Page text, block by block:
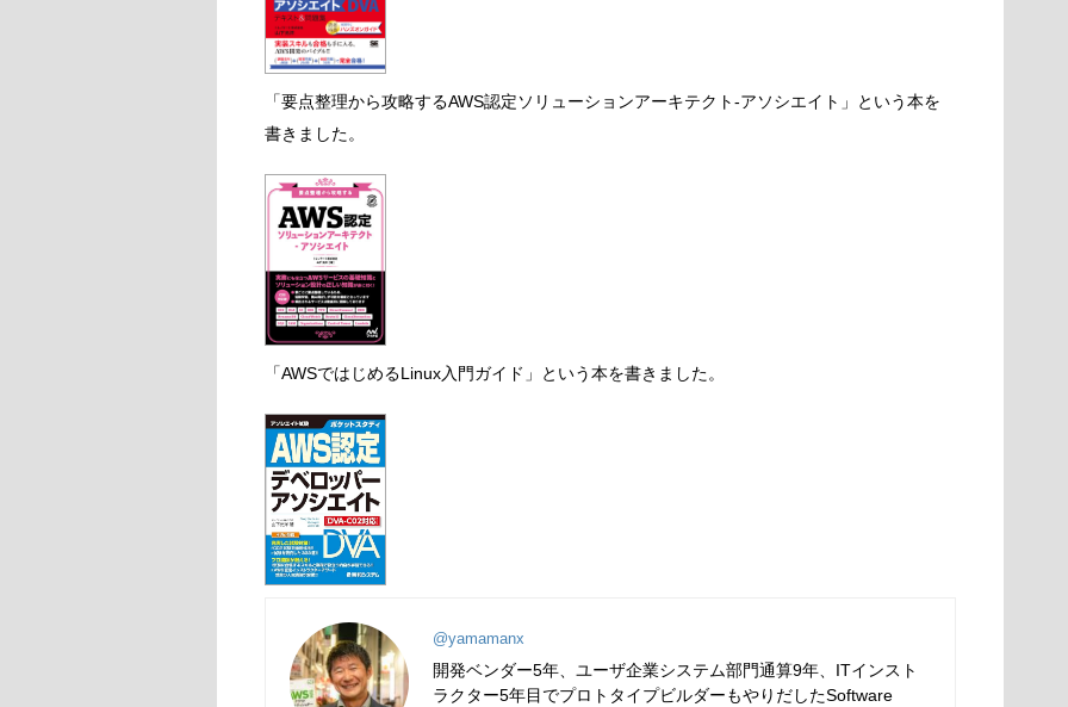
「要点整理から攻略するAWS認定ソリューションアーキテクト-アソシエイト」という本を
書きました。
「AWSではじめるLinux入門ガイド」という本を書きました。
@yamamanx
開発ベンダー5年、ユーザ企業システム部門通算9年、ITインスト
ラクター5年目でプロトタイプビルダーもやりだしたSoftware